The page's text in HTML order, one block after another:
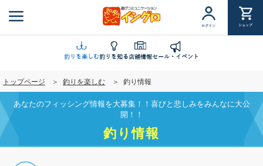
ン
に
移
動
ログイン ショップ
釣りを楽しむ釣りを知る店舗情報セール・イベント
トップページ 釣りを楽しむ 釣り情報
あなたのフィッシング情報を大募集！！喜びと悲しみをみんなに大公
開！！
釣り情報